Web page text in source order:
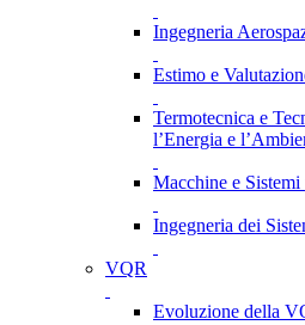
Ingegneria
Estimo e
Termotecnica e
l’Energia e
Macchine e
Ingegneria dei
VQR
Evoluzione della